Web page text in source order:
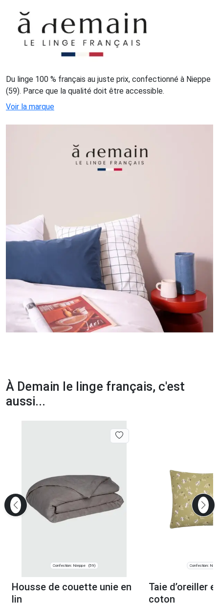
Du linge 100 % français au juste prix, confectionné à Nieppe
(59). Parce que la qualité doit être accessible.
Voir la marque
À Demain le linge français, c'est
aussi...
Confection: Nieppe (59)
Housse de couette unie en
lin
Confection:
Taie d’oreiller
coton